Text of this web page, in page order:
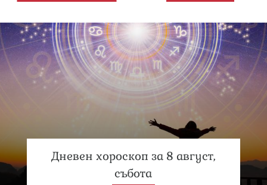
Дневен хороскоп за 8 август,
събота